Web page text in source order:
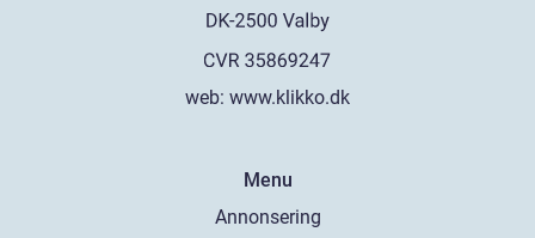
web: www.klikko.dk
Menu
Annonsering